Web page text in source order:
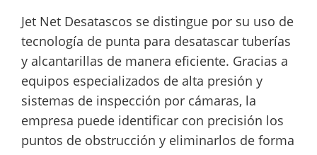
Jet Net Desatascos se distingue por su uso de
tecnología de punta para desatascar tuberías
y alcantarillas de manera eficiente. Gracias a
equipos especializados de alta presión y
sistemas de inspección por cámaras, la
empresa puede identificar con precisión los
puntos de obstrucción y eliminarlos de forma